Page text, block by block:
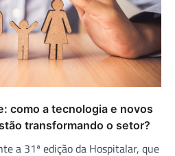
como a tecnologia e novos
transformando o setor?
a 31ª edição da Hospitalar, que